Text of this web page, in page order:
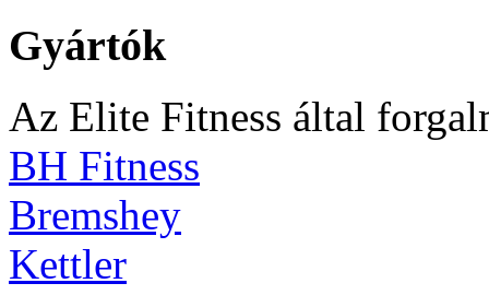
Gyártók
Az Elite Fitness által
BH Fitness
Bremshey
Kettler